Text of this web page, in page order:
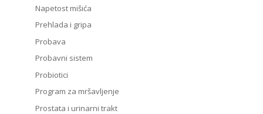
Napetost mišića
Prehlada i gripa
Probava
Probavni sistem
Probiotici
Program za mršavljenje
Prostata i urinarni trakt